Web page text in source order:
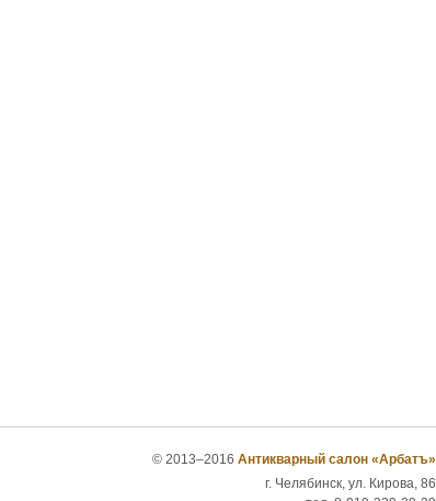
© 2013–2016 Антикварный салон «Арбатъ»
г. Челябинск, ул. Кирова, 86